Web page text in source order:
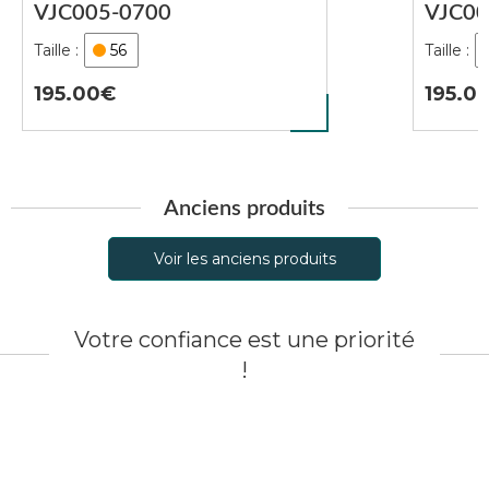
VJC005-0700
56
195.00
Anciens produits
Voir les anciens produits
Votre confiance est une priorité
!